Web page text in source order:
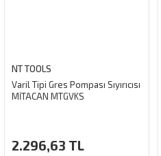
NT TOOLS
Varil Tipi Gres Pompası Sıyırıcısı
MİTACAN MTGVKS
2.296,63 TL